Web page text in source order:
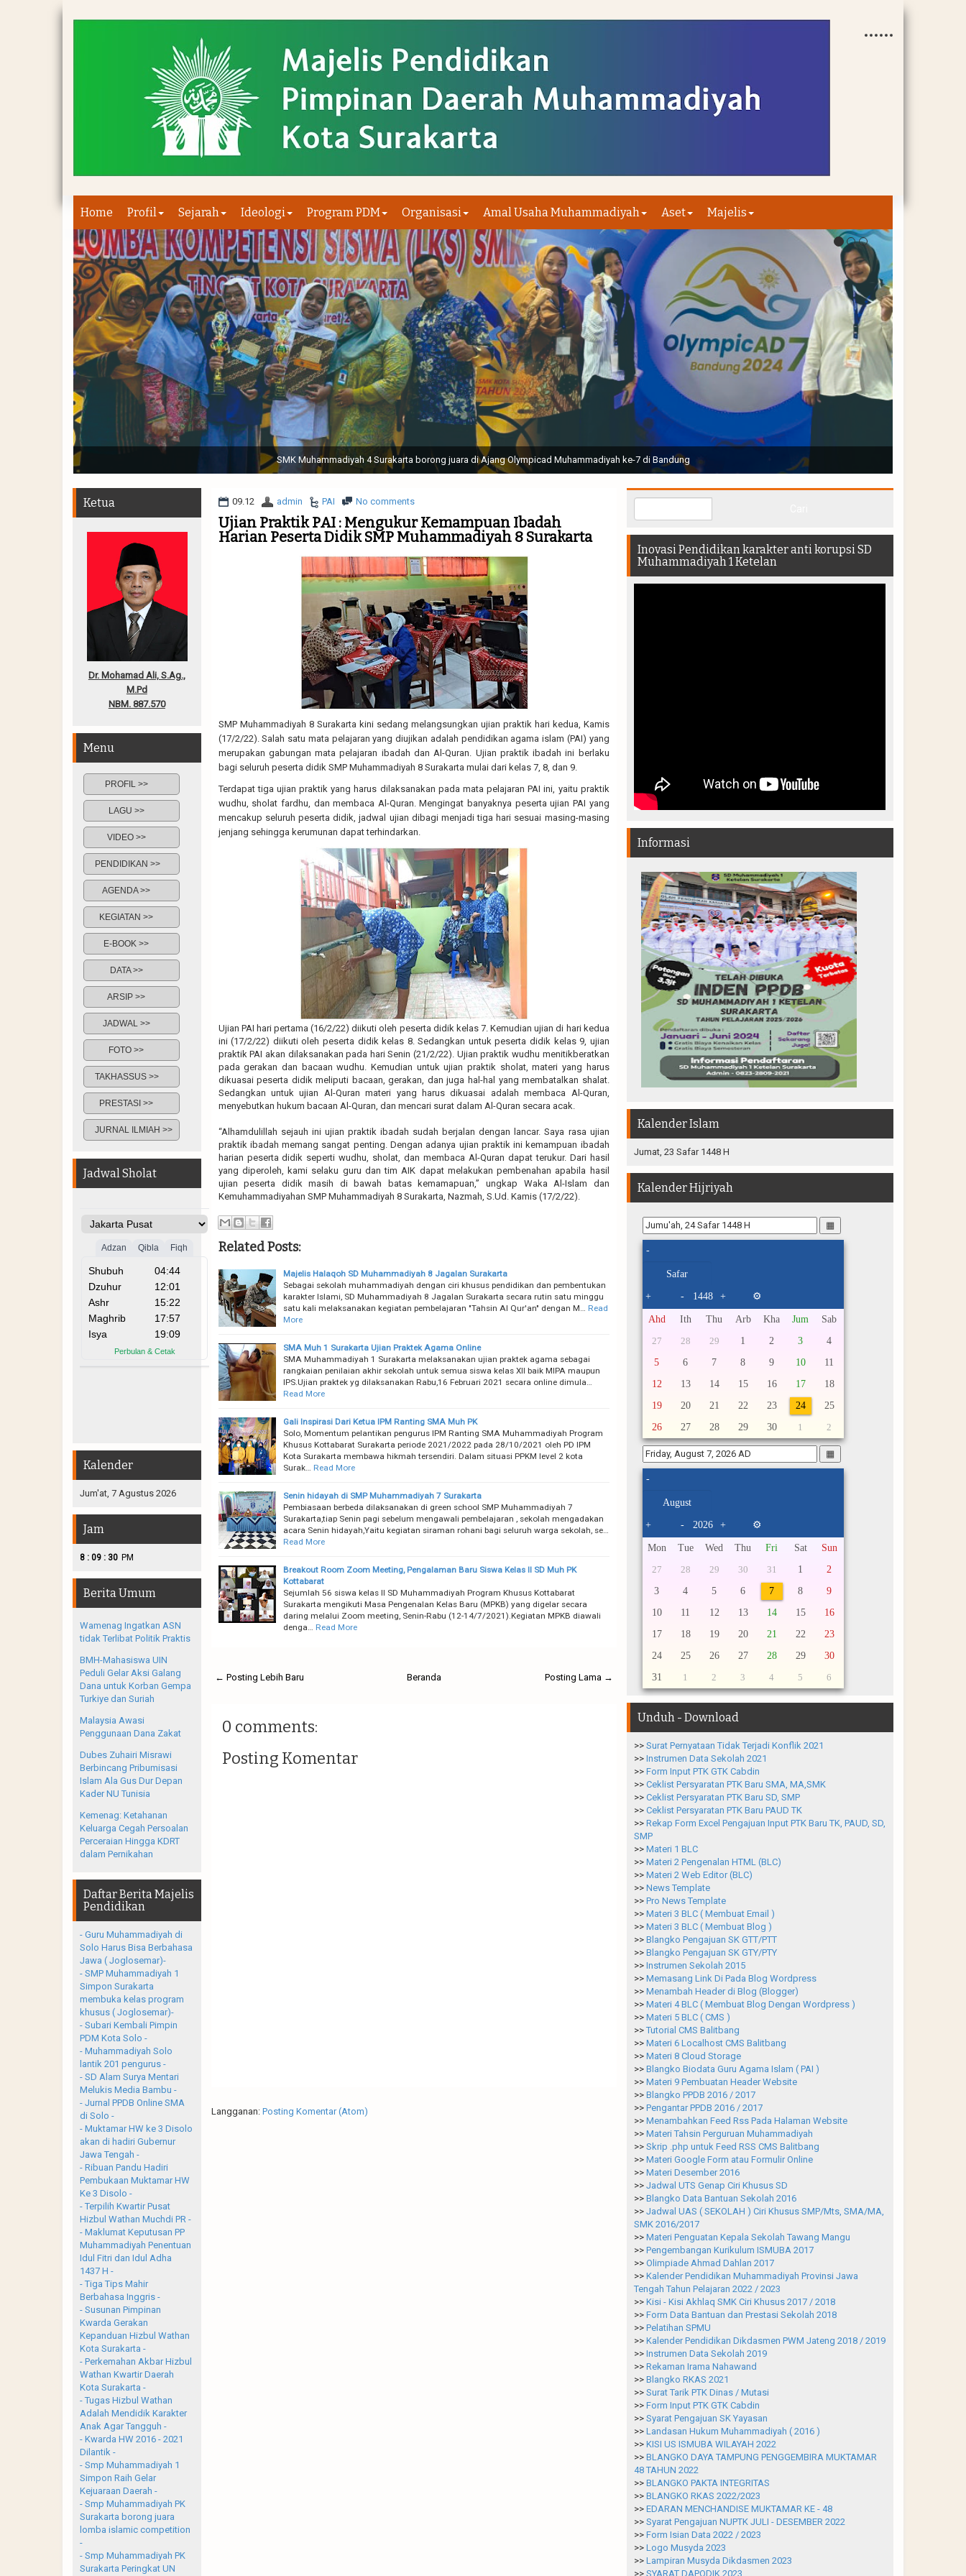
Home Profil Sejarah Ideologi Program PDM Organisasi Amal Usaha Muhammadiyah Aset Majelis
Sabtu, 19 November 2022. (dari kiri) Pertunjukan Tapak Suci Perguruan Muhammadiyah ( TSPM ) di Stadion Manahan Solo || Ir. H. Joko Widodo selaku Presiden RI membuka Acara Muktamar
Muhammadiyah 48 || Pertunjukan bendera dan tari memukau seluruh Muktamar dan Muktamirin yang hadir di dalam stadion
09.12 admin PAI No comments
Ujian Praktik PAI : Mengukur Kemampuan Ibadah
Harian Peserta Didik SMP Muhammadiyah 8 Surakarta
SMP Muhammadiyah 8 Surakarta kini sedang melangsungkan ujian praktik hari kedua, Kamis
(17/2/22). Salah satu mata pelajaran yang diujikan adalah pendidikan agama islam (PAI) yang
merupakan gabungan mata pelajaran ibadah dan Al-Quran. Ujian praktik ibadah ini berlaku
bagi seluruh peserta didik SMP Muhammadiyah 8 Surakarta mulai dari kelas 7, 8, dan 9.
Terdapat tiga ujian praktik yang harus dilaksanakan pada mata pelajaran PAI ini, yaitu praktik
wudhu, sholat fardhu, dan membaca Al-Quran. Mengingat banyaknya peserta ujian PAI yang
mencakup seluruh peserta didik, jadwal ujian dibagi menjadi tiga hari sesuai masing-masing
jenjang sehingga kerumunan dapat terhindarkan.
Ujian PAI hari pertama (16/2/22) diikuti oleh peserta didik kelas 7. Kemudian ujian di hari kedua
ini (17/2/22) diikuti oleh peserta didik kelas 8. Sedangkan untuk peserta didik kelas 9, ujian
praktik PAI akan dilaksanakan pada hari Senin (21/2/22). Ujian praktik wudhu menitikberatkan
pada gerakan dan bacaan wudhu. Kemudian untuk ujian praktik sholat, materi yang harus
dikuasai peserta didik meliputi bacaan, gerakan, dan juga hal-hal yang membatalkan shalat.
Sedangkan untuk ujian Al-Quran materi yang harus dikuasai adalah membaca Al-Quran,
menyebutkan hukum bacaan Al-Quran, dan mencari surat dalam Al-Quran secara acak.
“Alhamdulillah sejauh ini ujian praktik ibadah sudah berjalan dengan lancar. Saya rasa ujian
praktik ibadah memang sangat penting. Dengan adanya ujian praktik ini kemampuan ibadah
harian peserta didik seperti wudhu, sholat, dan membaca Al-Quran dapat terukur. Dari hasil
yang diperoleh, kami selaku guru dan tim AIK dapat melakukan pembenahan apabila hasil
ujian peserta didik masih di bawah batas kemamapuan,” ungkap Waka Al-Islam dan
Kemuhammadiyahan SMP Muhammadiyah 8 Surakarta, Nazmah, S.Ud. Kamis (17/2/22).
Related Posts:
Majelis Halaqoh SD Muhammadiyah 8 Jagalan Surakarta
Sebagai sekolah muhammadiyah dengan ciri khusus pendidikan dan pembentukan
karakter Islami, SD Muhammadiyah 8 Jagalan Surakarta secara rutin satu minggu
satu kali melaksanakan kegiatan pembelajaran "Tahsin Al Qur'an" dengan M…
Read
More
SMA Muh 1 Surakarta Ujian Praktek Agama Online
SMA Muhammadiyah 1 Surakarta melaksanakan ujian praktek agama sebagai
rangkaian penilaian akhir sekolah untuk semua siswa kelas XII baik MIPA maupun
IPS.Ujian praktek yg dilaksanakan Rabu,16 Februari 2021 secara online dimula…
Read More
Gali Inspirasi Dari Ketua IPM Ranting SMA Muh PK
Solo, Momentum pelantikan pengurus IPM Ranting SMA Muhammadiyah Program
Khusus Kottabarat Surakarta periode 2021/2022 pada 28/10/2021 oleh PD IPM
Kota Surakarta membawa hikmah tersendiri. Dalam situasi PPKM level 2 kota
Surak…
Read More
Senin hidayah di SMP Muhammadiyah 7 Surakarta
Pembiasaan berbeda dilaksanakan di green school SMP Muhammadiyah 7
Surakarta,tiap Senin pagi sebelum mengawali pembelajaran , sekolah mengadakan
acara Senin hidayah,Yaitu kegiatan siraman rohani bagi seluruh warga sekolah, se…
Read More
Breakout Room Zoom Meeting, Pengalaman Baru Siswa Kelas II SD Muh PK
Kottabarat
Sejumlah 56 siswa kelas II SD Muhammadiyah Program Khusus Kottabarat
Surakarta mengikuti Masa Pengenalan Kelas Baru (MPKB) yang digelar secara
daring melalui Zoom meeting, Senin-Rabu (12-14/7/2021).Kegiatan MPKB diawali
denga…
Read More
← Posting Lebih Baru Posting Lama →
Beranda
0 comments:
Posting Komentar
Langganan: Posting Komentar (Atom)
Ketua
Dr. Mohamad Ali, S.Ag.,
M.Pd
NBM. 887.570
Menu
PROFIL >>
LAGU >>
VIDEO >>
PENDIDIKAN >>
AGENDA >>
KEGIATAN >>
E-BOOK >>
DATA >>
ARSIP >>
JADWAL >>
FOTO >>
TAKHASSUS >>
PRESTASI >>
JURNAL ILMIAH >>
Jadwal Sholat
Kalender
Jum'at, 7 Agustus 2026
Jam
8 : 09 : 31 PM
Berita Umum
Wamenag Ingatkan ASN
tidak Terlibat Politik Praktis
BMH-Mahasiswa UIN
Peduli Gelar Aksi Galang
Dana untuk Korban Gempa
Turkiye dan Suriah
Malaysia Awasi
Penggunaan Dana Zakat
Dubes Zuhairi Misrawi
Berbincang Pribumisasi
Islam Ala Gus Dur Depan
Kader NU Tunisia
Kemenag: Ketahanan
Keluarga Cegah Persoalan
Perceraian Hingga KDRT
dalam Pernikahan
Daftar Berita Majelis
Pendidikan
- Guru Muhammadiyah di
Solo Harus Bisa Berbahasa
Jawa ( Joglosemar)-
- SMP Muhammadiyah 1
Simpon Surakarta
membuka kelas program
khusus ( Joglosemar)-
- Subari Kembali Pimpin
PDM Kota Solo -
- Muhammadiyah Solo
lantik 201 pengurus -
- SD Alam Surya Mentari
Melukis Media Bambu -
- Jurnal PPDB Online SMA
di Solo -
- Muktamar HW ke 3 Disolo
akan di hadiri Gubernur
Jawa Tengah -
- Ribuan Pandu Hadiri
Pembukaan Muktamar HW
Ke 3 Disolo -
- Terpilih Kwartir Pusat
Hizbul Wathan Muchdi PR -
- Maklumat Keputusan PP
Muhammadiyah Penentuan
Idul Fitri dan Idul Adha
1437 H -
- Tiga Tips Mahir
Berbahasa Inggris -
- Susunan Pimpinan
Kwarda Gerakan
Kepanduan Hizbul Wathan
Kota Surakarta -
- Perkemahan Akbar Hizbul
Wathan Kwartir Daerah
Kota Surakarta -
- Tugas Hizbul Wathan
Adalah Mendidik Karakter
Anak Agar Tangguh -
- Kwarda HW 2016 - 2021
Dilantik -
- Smp Muhammadiyah 1
Simpon Raih Gelar
Kejuaraan Daerah -
- Smp Muhammadiyah PK
Surakarta borong juara
lomba islamic competition
-
- Smp Muhammadiyah PK
Surakarta Peringkat UN
Inovasi Pendidikan karakter anti korupsi SD
Muhammadiyah 1 Ketelan
Informasi
Kalender Islam
Jumat, 23 Safar 1448 H
Kalender Hijriyah
▦
-
+ - + ⚙
Ahd Ith Thu Arb Kha Jum Sab
27 28 29 1 2 3
4
5
6 7 8 9 10
11
12
13 14 15 16 17
18
19
20 21 22 23 24
25
26
27 28 29 30 1 2
▦
-
+ - + ⚙
Mon Tue Wed Thu Fri Sat Sun
27 28 29 30 31 1
2
3
4 5 6 7 8
9
10
11 12 13 14 15
16
17
18 19 20 21 22
23
24
25 26 27 28 29
30
31
1 2 3 4 5 6
Unduh - Download
>> Surat Pernyataan Tidak Terjadi Konflik 2021
>> Instrumen Data Sekolah 2021
>> Form Input PTK GTK Cabdin
>> Ceklist Persyaratan PTK Baru SMA, MA,SMK
>> Ceklist Persyaratan PTK Baru SD, SMP
>> Ceklist Persyaratan PTK Baru PAUD TK
>> Rekap Form Excel Pengajuan Input PTK Baru TK, PAUD, SD,
SMP
>> Materi 1 BLC
>> Materi 2 Pengenalan HTML (BLC)
>> Materi 2 Web Editor (BLC)
>> News Template
>> Pro News Template
>> Materi 3 BLC ( Membuat Email )
>> Materi 3 BLC ( Membuat Blog )
>> Blangko Pengajuan SK GTT/PTT
>> Blangko Pengajuan SK GTY/PTY
>> Instrumen Sekolah 2015
>> Memasang Link Di Pada Blog Wordpress
>> Menambah Header di Blog (Blogger)
>> Materi 4 BLC ( Membuat Blog Dengan Wordpress )
>> Materi 5 BLC ( CMS )
>> Tutorial CMS Balitbang
>> Materi 6 Localhost CMS Balitbang
>> Materi 8 Cloud Storage
>> Blangko Biodata Guru Agama Islam ( PAI )
>> Materi 9 Pembuatan Header Website
>> Blangko PPDB 2016 / 2017
>> Pengantar PPDB 2016 / 2017
>> Menambahkan Feed Rss Pada Halaman Website
>> Materi Tahsin Perguruan Muhammadiyah
>> Skrip .php untuk Feed RSS CMS Balitbang
>> Materi Google Form atau Formulir Online
>> Materi Desember 2016
>> Jadwal UTS Genap Ciri Khusus SD
>> Blangko Data Bantuan Sekolah 2016
>> Jadwal UAS ( SEKOLAH ) Ciri Khusus SMP/Mts, SMA/MA,
SMK 2016/2017
>> Materi Penguatan Kepala Sekolah Tawang Mangu
>> Pengembangan Kurikulum ISMUBA 2017
>> Olimpiade Ahmad Dahlan 2017
>> Kalender Pendidikan Muhammadiyah Provinsi Jawa
Tengah Tahun Pelajaran 2022 / 2023
>> Kisi - Kisi Akhlaq SMK Ciri Khusus 2017 / 2018
>> Form Data Bantuan dan Prestasi Sekolah 2018
>> Pelatihan SPMU
>> Kalender Pendidikan Dikdasmen PWM Jateng 2018 / 2019
>> Instrumen Data Sekolah 2019
>> Rekaman Irama Nahawand
>> Blangko RKAS 2021
>> Surat Tarik PTK Dinas / Mutasi
>> Form Input PTK GTK Cabdin
>> Syarat Pengajuan SK Yayasan
>> Landasan Hukum Muhammadiyah ( 2016 )
>> KISI US ISMUBA WILAYAH 2022
>> BLANGKO DAYA TAMPUNG PENGGEMBIRA MUKTAMAR
48 TAHUN 2022
>> BLANGKO PAKTA INTEGRITAS
>> BLANGKO RKAS 2022/2023
>> EDARAN MENCHANDISE MUKTAMAR KE - 48
>> Syarat Pengajuan NUPTK JULI - DESEMBER 2022
>> Form Isian Data 2022 / 2023
>> Logo Musyda 2023
>> Lampiran Musyda Dikdasmen 2023
>> SYARAT DAPODIK 2023